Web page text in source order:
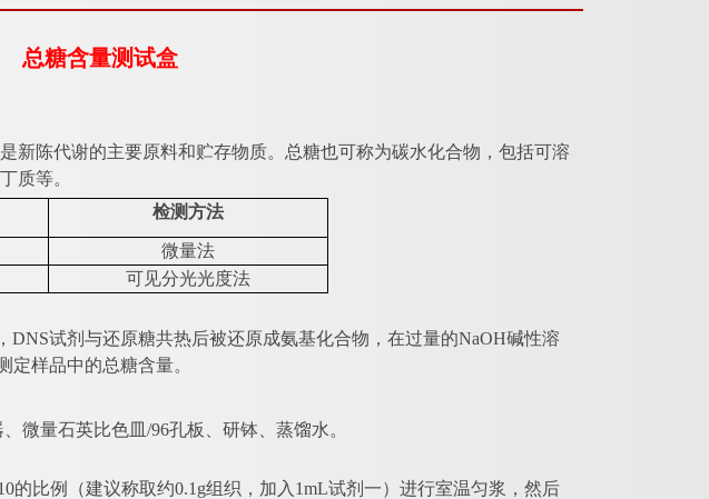
总糖含量测试盒
新陈代谢的主要原料和贮存物质。总糖也可称为碳水化合物，包括可溶
质等。
检测方法
微量法
可见分光光度法
DNS试剂与还原糖共热后被还原成氨基化合物，在过量的NaOH碱性溶
定样品中的总糖含量。
微量石英比色皿/96孔板、研钵、蒸馏水。
的比例（建议称取约0.1g组织，加入1mL试剂一）进行室温匀浆，然后